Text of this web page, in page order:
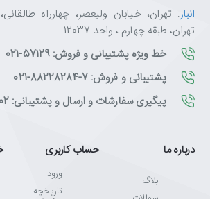
انبار: تهران، خیابان ولیعصر، چهارراه
تهران، طبقه چهارم ، واحد 12037
خط ویژه پشتیبانی و فروش: 57129-021
پشتیبانی و فروش: 7-88228284-021
پیگیری سفارشات و ارسال و پشتیبانی: 09121759502
درباره ما
بلاگ
حساب کاربری
ورود
تاریخچه